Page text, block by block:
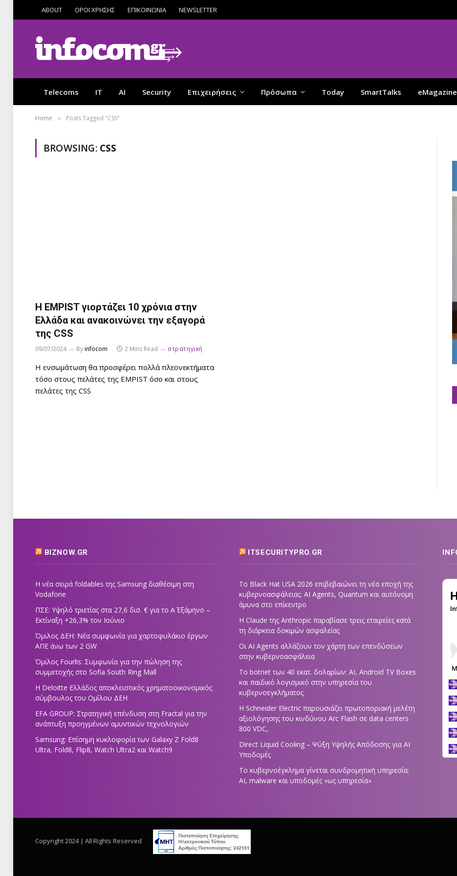
ABOUT ΟΡΟΙ ΧΡΗΣΗΣ ΕΠΙΚΟΙΝΩΝΙΑ NEWSLETTER
Telecoms IT AI Security Επιχειρήσεις Πρόσωπα Today SmartTalks eMagazine
Home » Posts Tagged "CSS"
BROWSING: CSS
Η EMPIST γιορτάζει 10 χρόνια στην
Ελλάδα και ανακοινώνει την εξαγορά
της CSS
09/07/2024 Byinfocom 2 Mins Read στρατηγική
Η ενσωμάτωση θα προσφέρει πολλά πλεονεκτήματα
τόσο στους πελάτες της EMPIST όσο και στους
πελάτες της CSS
BIZNOW.GR
Η νέα σειρά foldables της Samsung διαθέσιμη στη
Vodafone
ΠΣΕ: Υψηλό τριετίας στα 27,6 δισ. € για το Α΄ Εξάμηνο –
Εκτίναξη +26,3% τον Ιούνιο
Όμιλος ΔΕΗ: Νέα συμφωνία για χαρτοφυλάκιο έργων
ΑΠΕ άνω των 2 GW
Όμιλος Fourlis: Συμφωνία για την πώληση της
συμμετοχής στο Sofia South Ring Mall
Η Deloitte Ελλάδος αποκλειστικός χρηματοοικονομικός
σύμβουλος του Ομίλου ΔΕΗ
EFA GROUP: Στρατηγική επένδυση στη Fractal για την
ανάπτυξη προηγμένων αμυντικών τεχνολογιών
Samsung: Επίσημη κυκλοφορία των Galaxy Z Fold8
Ultra, Fold8, Flip8, Watch Ultra2 και Watch9
ITSECURITYPRO.GR
Το Black Hat USA 2026 επιβεβαιώνει τη νέα εποχή της
κυβερνοασφάλειας: AI Agents, Quantum και αυτόνομη
άμυνα στο επίκεντρο
Η Claude της Anthropic παραβίασε τρεις εταιρείες κατά
τη διάρκεια δοκιμών ασφαλείας
Οι AI Agents αλλάζουν τον χάρτη των επενδύσεων
στην κυβερνοασφάλεια
Το botnet των 40 εκατ. δολαρίων: AI, Android TV Boxes
και παιδικό λογισμικό στην υπηρεσία του
κυβερνοεγκλήματος
Η Schneider Electric παρουσιάζει πρωτοποριακή μελέτη
αξιολόγησης του κινδύνου Arc Flash σε data centers
800 VDC,
Direct Liquid Cooling – Ψύξη Υψηλής Απόδοσης για AI
Υποδομές
Το κυβερνοέγκλημα γίνεται συνδρομητική υπηρεσία:
AI, malware και υποδομές «ως υπηρεσία»
Copyright 2024 | All Rights Reserved